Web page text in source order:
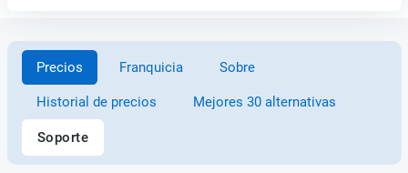
Precios Franquicia Sobre
Historial de precios Mejores 30 alternativas
Soporte